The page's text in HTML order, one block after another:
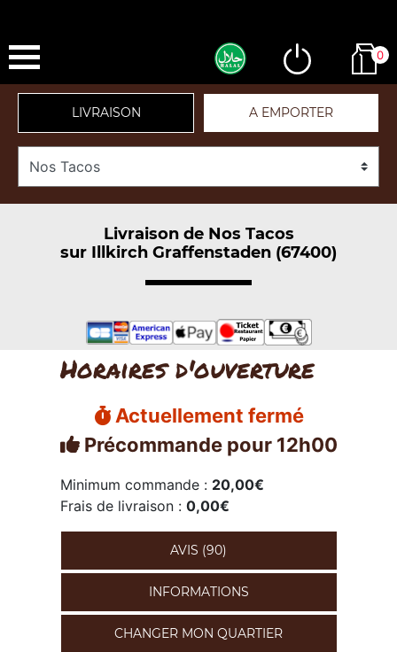
0
LIVRAISON A EMPORTER
Livraison de Nos Tacos
sur Illkirch Graffenstaden (67400)
Horaires d'ouverture
Actuellement fermé
Précommande pour 12h00
Minimum commande : 20,00€
Frais de livraison : 0,00€
AVIS (90)
INFORMATIONS
CHANGER MON QUARTIER